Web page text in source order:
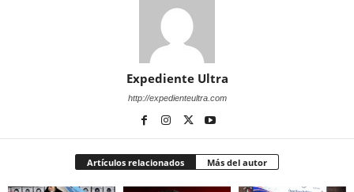
Expediente Ultra
http://expedienteultra.com
Artículos relacionados Más del autor